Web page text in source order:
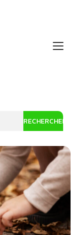
RECHERCHER